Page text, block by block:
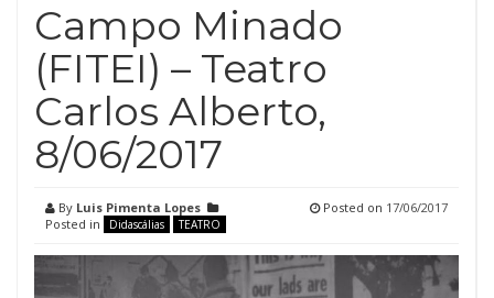
Campo Minado
(FITEI) – Teatro
Carlos Alberto,
8/06/2017
By Luis Pimenta Lopes
Posted in
Didascálias TEATRO
Posted on 17/06/2017